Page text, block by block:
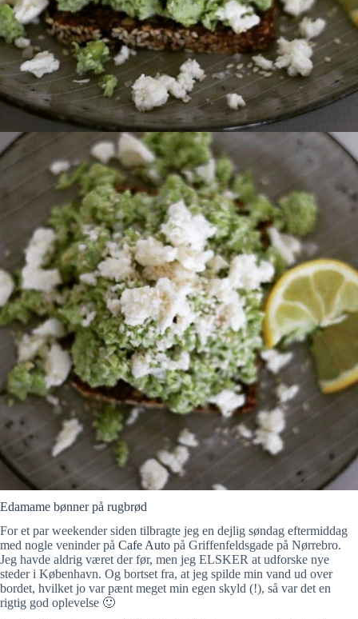
Edamame bønner på rugbrød
For et par weekender siden tilbragte jeg en dejlig søndag eftermiddag
med nogle veninder på Cafe Auto på Griffenfeldsgade på Nørrebro.
Jeg havde aldrig været der før, men jeg ELSKER at udforske nye
steder i København. Og bortset fra, at jeg spilde min vand ud over
bordet, hvilket jo var pænt meget min egen skyld (!), så var det en
rigtig god oplevelse 🙂